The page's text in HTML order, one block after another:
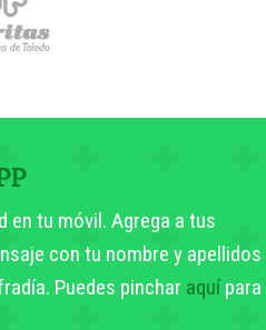
en tu móvil. Agrega a tus
con tu nombre y apellidos
Puedes pinchar aquípara